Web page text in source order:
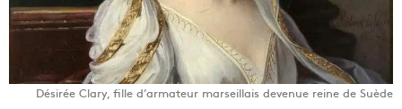
Désirée Clary, fille d’armateur marseillais devenue reine de Suède